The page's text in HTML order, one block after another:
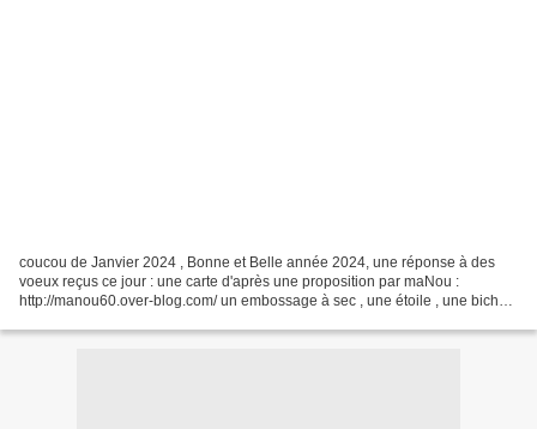
coucou de Janvier 2024 , Bonne et Belle année 2024, une réponse à des
voeux reçus ce jour : une carte d'après une proposition par maNou :
http://manou60.over-blog.com/ un embossage à sec , une étoile , une biche